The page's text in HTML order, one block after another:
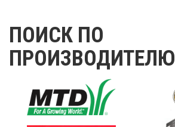
ПОИСК ПО
ПРОИЗВОДИТЕЛЮ